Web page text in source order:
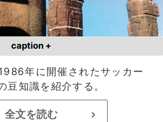
caption +
年に開催されたサッカー
豆知識を紹介する。
全文を読む >